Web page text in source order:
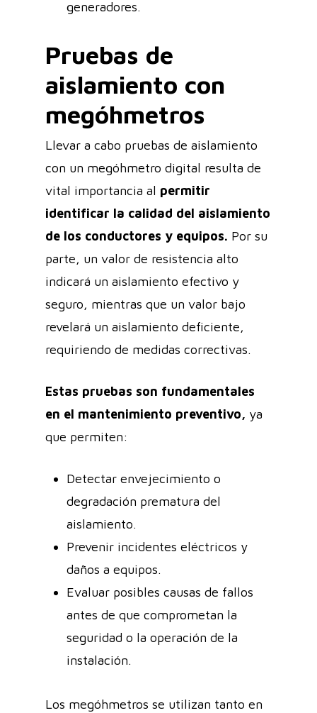
generadores.
Pruebas de
aislamiento con
megóhmetros
Llevar a cabo pruebas de aislamiento
con un megóhmetro digital resulta de
vital importancia al permitir
identificar la calidad del aislamiento
de los conductores y equipos. Por su
parte, un valor de resistencia alto
indicará un aislamiento efectivo y
seguro, mientras que un valor bajo
revelará un aislamiento deficiente,
requiriendo de medidas correctivas.
Estas pruebas son fundamentales
en el mantenimiento preventivo, ya
que permiten:
Detectar envejecimiento o
degradación prematura del
aislamiento.
Prevenir incidentes eléctricos y
daños a equipos.
Evaluar posibles causas de fallos
antes de que comprometan la
seguridad o la operación de la
instalación.
Los megóhmetros se utilizan tanto en